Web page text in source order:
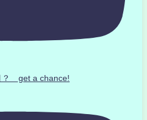
？ get a chance!